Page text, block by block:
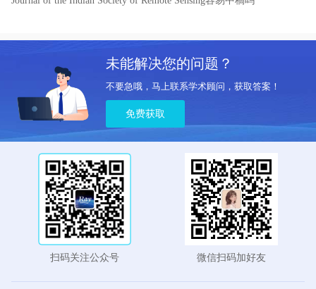
未能解决您的问题？
不要急哦，马上联系学术顾问，获取答案！
免费获取
扫码关注公众号 微信扫码加好友